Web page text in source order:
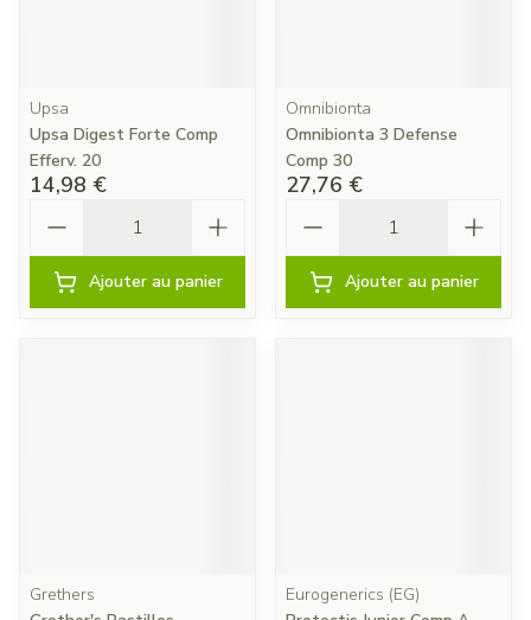
Upsa
Upsa Digest Forte Comp
Efferv. 20
14,98 €
Ajouter au panier
Omnibionta
Omnibionta 3 Defense
Comp 30
27,76 €
Ajouter au panier
Grethers
Eurogenerics (EG)